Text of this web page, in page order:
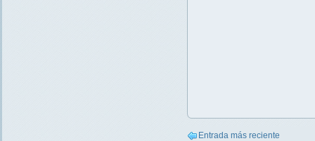
Entrada más reciente